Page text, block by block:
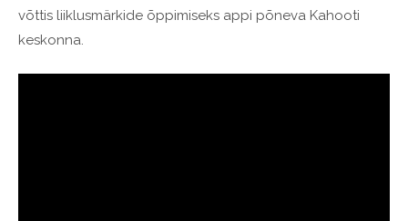
võttis liiklusmärkide õppimiseks appi põneva Kahooti
keskonna.